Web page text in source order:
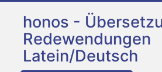
honos -
Redewendungen
Latein/Deutsch